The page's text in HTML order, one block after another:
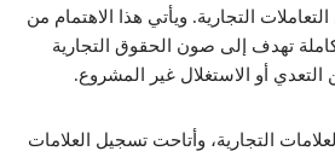
التعاملات التجارية. ويأتي هذا الاهتمام من
تهدف إلى صون الحقوق التجارية
التعدي أو الاستغلال غير المشروع.
التجارية، وأتاحت تسجيل العلامات